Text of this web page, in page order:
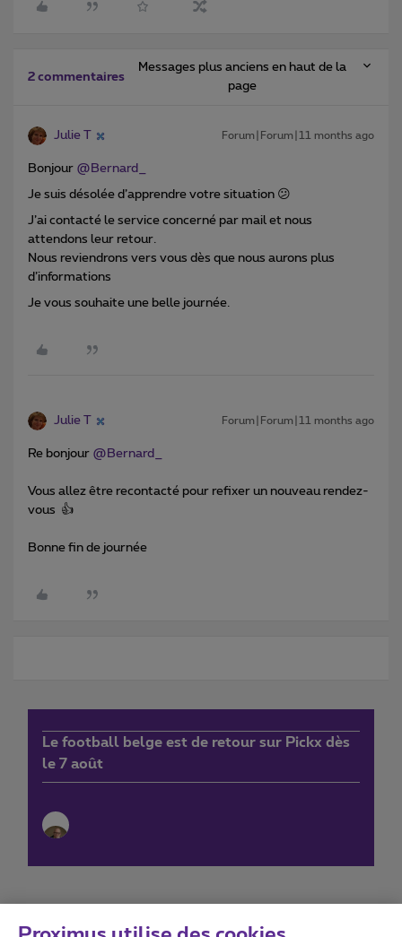
2 commentaires
Messages plus anciens en haut de la
page
Julie T Forum|Forum|11 months ago
Bonjour ​ @Bernard_
Je suis désolée d’apprendre votre situation 😕
J’ai contacté le service concerné par mail et nous
attendons leur retour.
Nous reviendrons vers vous dès que nous aurons plus
d’informations
Je vous souhaite une belle journée.
Julie T Forum|Forum|11 months ago
Re bonjour ​ @Bernard_
Vous allez être recontacté pour refixer un nouveau rendez-
vous 👍
Bonne fin de journée
Le football belge est de retour sur Pickx dès
le 7 août